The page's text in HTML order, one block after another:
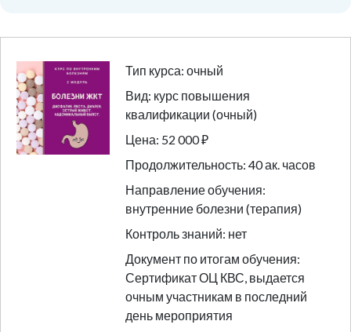
Тип курса: очный
Вид: курс повышения
квалификации (очный)
Цена: 52 000 ₽
Продолжительность: 40 ак. часов
Направление обучения:
внутренние болезни (терапия)
Контроль знаний: нет
Документ по итогам обучения:
Сертификат ОЦ КВС, выдается
очным участникам в последний
день мероприятия